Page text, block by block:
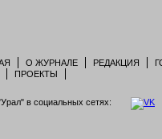
О ЖУРНАЛЕ РЕДАКЦИЯ
ПРОЕКТЫ
в социальных сетях: